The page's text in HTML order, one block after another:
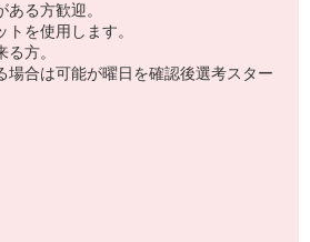
る方歓迎。
を使用します。
方。
合は可能が曜日を確認後選考スター